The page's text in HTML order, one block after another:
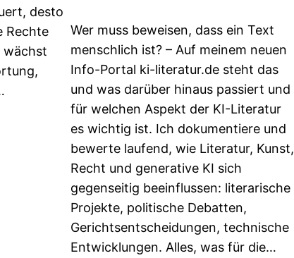
desto
Rechte
wächst
Wer muss beweisen, dass ein Text
menschlich ist? – Auf meinem neuen
Info-Portal ki-literatur.de steht das
und was darüber hinaus passiert und
für welchen Aspekt der KI-Literatur
es wichtig ist. Ich dokumentiere und
bewerte laufend, wie Literatur, Kunst,
Recht und generative KI sich
gegenseitig beeinflussen: literarische
Projekte, politische Debatten,
Gerichtsentscheidungen, technische
Entwicklungen. Alles, was für die…